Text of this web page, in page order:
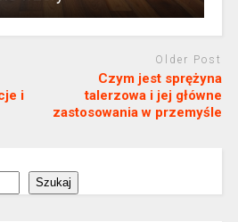
i
Older Post
Czym jest sprężyna
talerzowa i jej główne
zastosowania w przemyśle
Szukaj